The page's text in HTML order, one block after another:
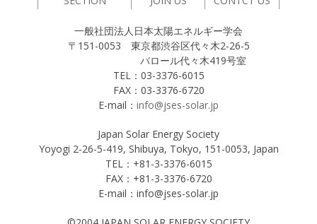
一般社団法人日本太陽エネルギー学会
〒151-0053 東京都渋谷区代々木2-26-5
バロール代々木419号室
TEL：03-3376-6015
FAX：03-3376-6720
E-mail： info@jses-solar.jp
Japan Solar Energy Society
Yoyogi 2-26-5-419, Shibuya, Tokyo, 151-0053, Japan
TEL：+81-3-3376-6015
FAX：+81-3-3376-6720
E-mail：info@jses-solar.jp